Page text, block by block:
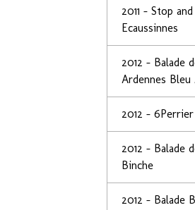
2011 - Stop
Ecaussinnes
2012 - Balade
Ardennes Bleu
2012 - 6Perrier
2012 - Balade
Binche
2012 - Balade